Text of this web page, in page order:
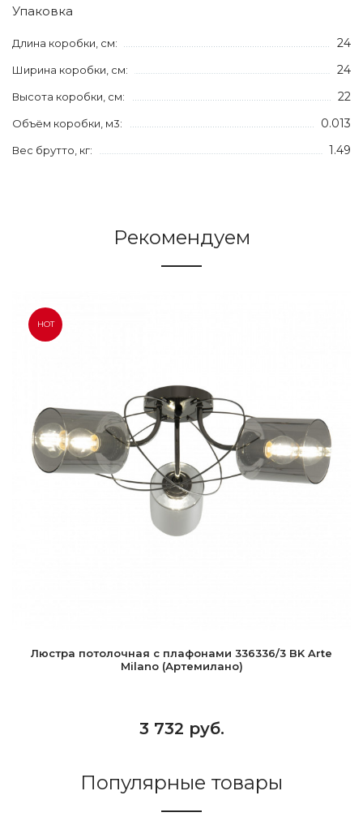
Упаковка
Длина коробки, см: 24
Ширина коробки, см: 24
Высота коробки, см: 22
Объём коробки, м3: 0.013
Вес брутто, кг: 1.49
Рекомендуем
HOT
Люстра потолочная с плафонами 336336/3 BK Arte
Milano (Артемилано)
3 732 руб.
Популярные товары